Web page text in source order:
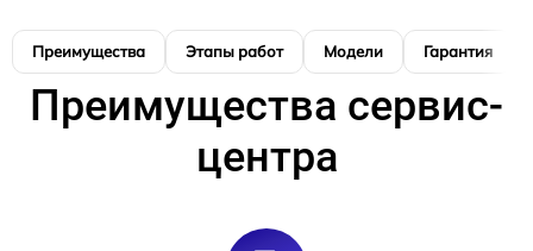
Преимущества Этапы работ Модели Гарантия
Преимущества сервис-
центра